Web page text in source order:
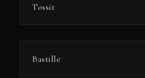
РЕКЛАМА
Tossit
РЕКЛАМА
Bastille